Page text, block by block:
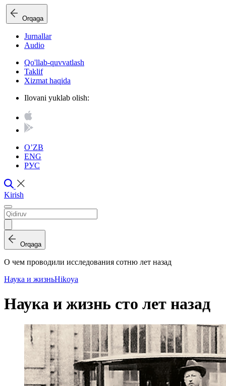
Orqaga
Jurnallar
Audio
Qo'llab-quvvatlash
Taklif
Xizmat haqida
Ilovani yuklab olish:
O’ZB
ENG
РУС
Kirish
Orqaga
О чем проводили исследования сотню лет назад
Наука и жизньHikoya
Наука и жизнь сто лет назад